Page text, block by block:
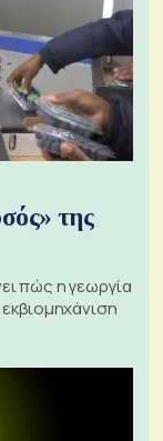
της
πώς η γεωργία